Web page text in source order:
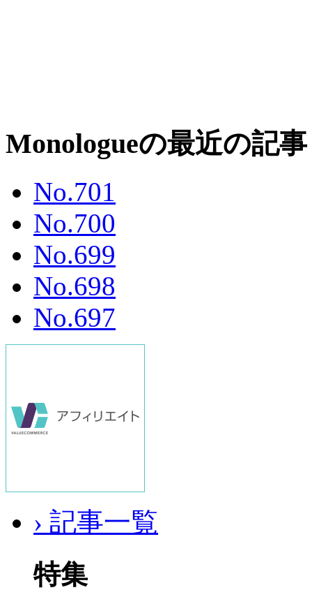
Monologueの最近の記事
No.701
No.700
No.699
No.698
No.697
› 記事一覧
特集